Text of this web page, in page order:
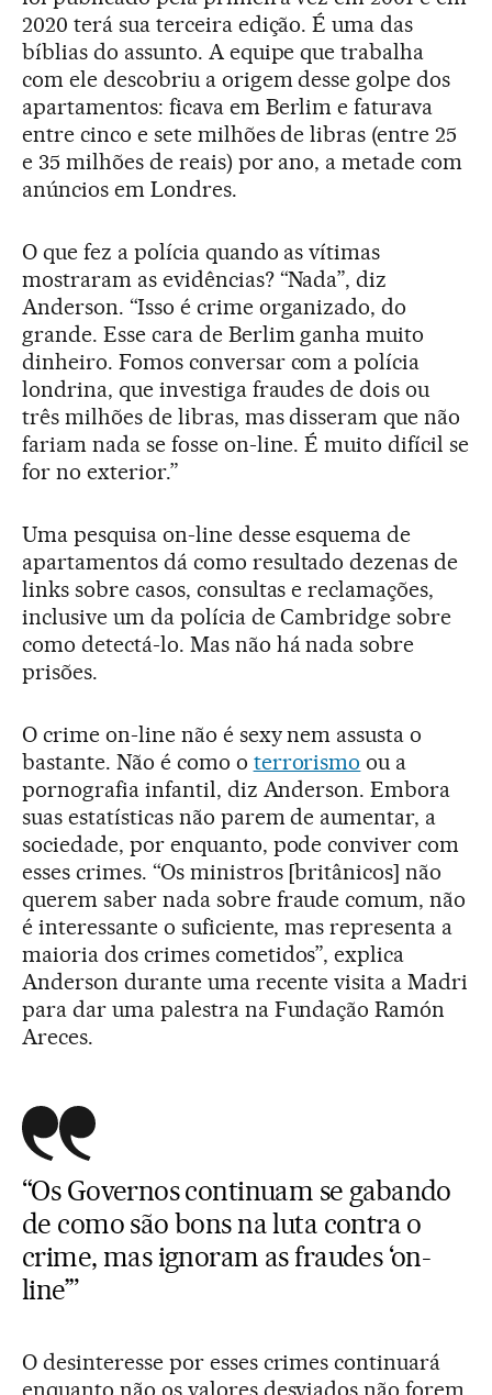
2020 terá sua terceira edição. É uma das
bíblias do assunto. A equipe que trabalha
com ele descobriu a origem desse golpe dos
apartamentos: ficava em Berlim e faturava
entre cinco e sete milhões de libras (entre 25
e 35 milhões de reais) por ano, a metade com
anúncios em Londres.
O que fez a polícia quando as vítimas
mostraram as evidências? “Nada”, diz
Anderson. “Isso é crime organizado, do
grande. Esse cara de Berlim ganha muito
dinheiro. Fomos conversar com a polícia
londrina, que investiga fraudes de dois ou
três milhões de libras, mas disseram que não
fariam nada se fosse on-line. É muito difícil se
for no exterior.”
Uma pesquisa on-line desse esquema de
apartamentos dá como resultado dezenas de
links sobre casos, consultas e reclamações,
inclusive um da polícia de Cambridge sobre
como detectá-lo. Mas não há nada sobre
prisões.
O crime on-line não é sexy nem assusta o
bastante. Não é como o terrorismo ou a
pornografia infantil, diz Anderson. Embora
suas estatísticas não parem de aumentar, a
sociedade, por enquanto, pode conviver com
esses crimes. “Os ministros [britânicos] não
querem saber nada sobre fraude comum, não
é interessante o suficiente, mas representa a
maioria dos crimes cometidos”, explica
Anderson durante uma recente visita a Madri
para dar uma palestra na Fundação Ramón
Areces.
“Os Governos continuam se gabando
de como são bons na luta contra o
crime, mas ignoram as fraudes ‘on-
line’”
O desinteresse por esses crimes continuará
enquanto não os valores desviados não forem